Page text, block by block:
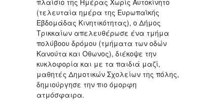
πλαίσιο της Ημέρας Χωρίς Αυτοκίνητο
(τελευταία ημέρα της Ευρωπαϊκής
Εβδομάδας Κινητικότητας), ο Δήμος
Τρικκαίων απελευθέρωσε ένα τμήμα
πολύβοου δρόμου (τμήματα των οδών
Κανούτα και Οθωνος), διέκοψε την
κυκλοφορία και με τα παιδιά μαζί,
μαθητές Δημοτικών Σχολείων της πόλης,
δημιούργησε την πιο όμορφη
ατμόσφαιρα.